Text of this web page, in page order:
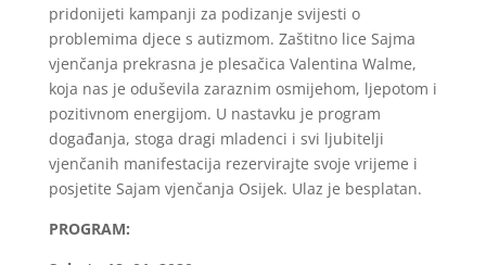
pridonijeti kampanji za podizanje svijesti o
problemima djece s autizmom. Zaštitno lice Sajma
vjenčanja prekrasna je plesačica Valentina Walme,
koja nas je oduševila zaraznim osmijehom, ljepotom i
pozitivnom energijom. U nastavku je program
događanja, stoga dragi mladenci i svi ljubitelji
vjenčanih manifestacija rezervirajte svoje vrijeme i
posjetite Sajam vjenčanja Osijek. Ulaz je besplatan.
PROGRAM: